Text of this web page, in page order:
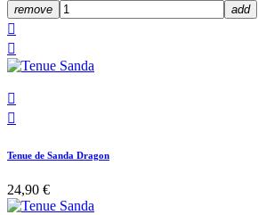
remove add




Tenue de Sanda Dragon
24,90 €